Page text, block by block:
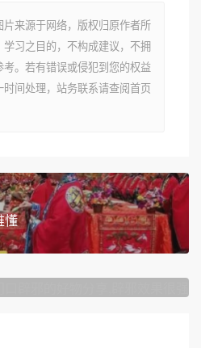
来源于网络，版权归原作者所
习之目的，不构成建议，不拥
。若有错误或侵犯到您的权益
间处理，站务联系请查阅首页
懂
下一篇